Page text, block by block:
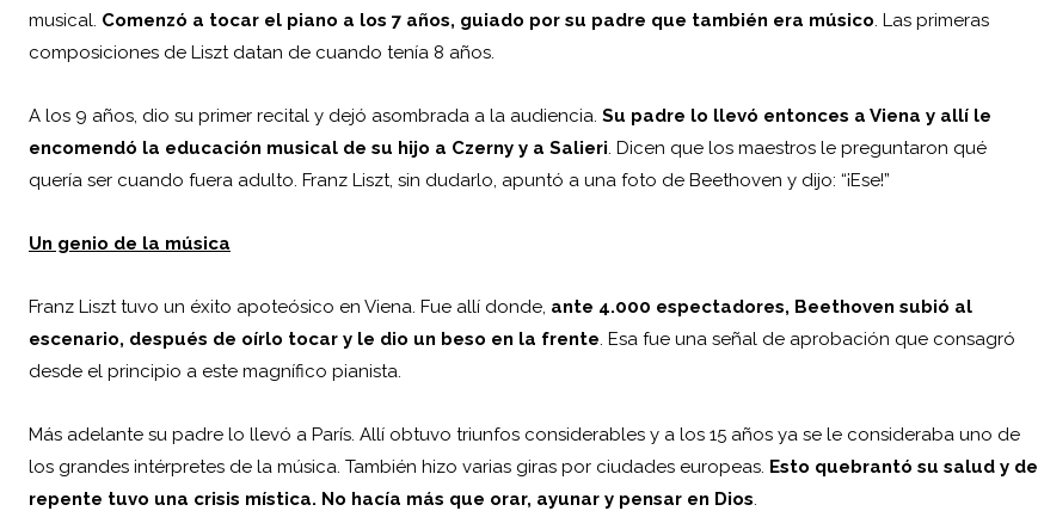
musical. Comenzó a tocar el piano a los 7 años, guiado por su padre que también era músico . Las primeras
composiciones de Liszt datan de cuando tenía 8 años.
A los 9 años, dio su primer recital y dejó asombrada a la audiencia. Su padre lo llevó entonces a Viena y allí le
encomendó la educación musical de su hijo a Czerny y a Salieri . Dicen que los maestros le preguntaron qué
quería ser cuando fuera adulto. Franz Liszt, sin dudarlo, apuntó a una foto de Beethoven y dijo: “¡Ese!”
Un genio de la música
Franz Liszt tuvo un éxito apoteósico en Viena. Fue allí donde, ante 4.000 espectadores, Beethoven subió al
escenario, después de oírlo tocar y le dio un beso en la frente . Esa fue una señal de aprobación que consagró
desde el principio a este magnífico pianista.
Más adelante su padre lo llevó a París. Allí obtuvo triunfos considerables y a los 15 años ya se le consideraba uno de
los grandes intérpretes de la música. También hizo varias giras por ciudades europeas. Esto quebrantó su salud y de
repente tuvo una crisis mística. No hacía más que orar, ayunar y pensar en Dios